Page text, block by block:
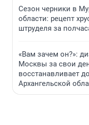
Сезон черники в
области: рецепт
штруделя за
«Вам зачем он?»:
Москвы за свои
восстанавливает
Архангельской